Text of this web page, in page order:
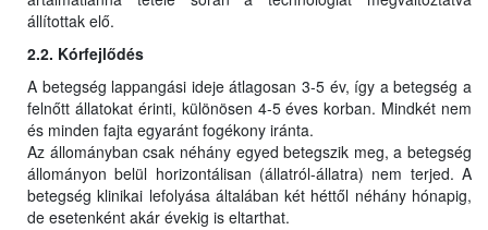
állítottak elő.
2.2. Kórfejlődés
A betegség lappangási ideje átlagosan 3-5 év, így a betegség a
felnőtt állatokat érinti, különösen 4-5 éves korban. Mindkét nem
és minden fajta egyaránt fogékony iránta.
Az állományban csak néhány egyed betegszik meg, a betegség
állományon belül horizontálisan (állatról-állatra) nem terjed. A
betegség klinikai lefolyása általában két héttől néhány hónapig,
de esetenként akár évekig is eltarthat.